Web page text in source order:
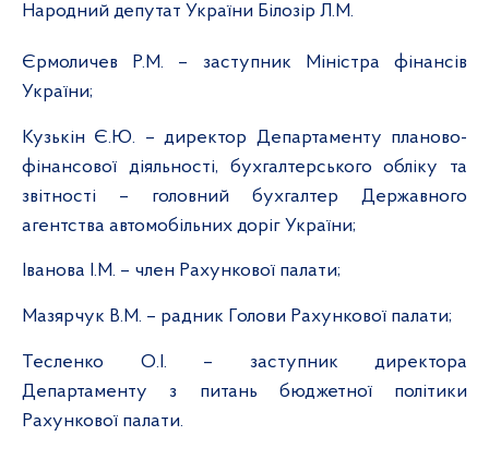
Народний депутат України Білозір Л.М.
Єрмоличев Р.М. – заступник Міністра фінансів
України;
Кузькін Є.Ю. – директор Департаменту планово-
фінансової діяльності, бухгалтерського обліку та
звітності – головний бухгалтер Державного
агентства автомобільних доріг України;
Іванова І.М. – член Рахункової палати;
Мазярчук В.М. – радник Голови Рахункової палати;
Тесленко О.І. – заступник директора
Департаменту з питань бюджетної політики
Рахункової палати.